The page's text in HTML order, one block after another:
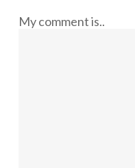
My comment is..